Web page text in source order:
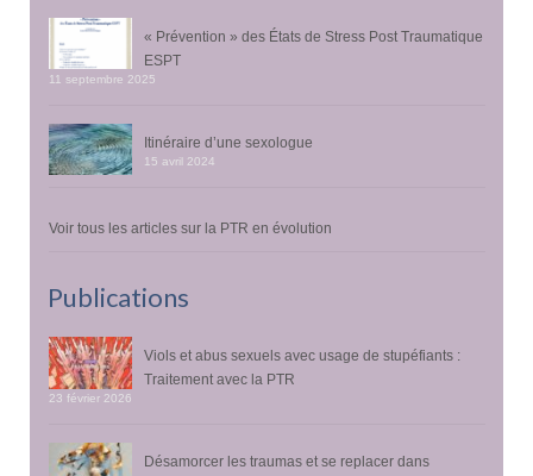
« Prévention » des États de Stress Post Traumatique
ESPT
11 septembre 2025
Itinéraire d’une sexologue
15 avril 2024
Voir tous les articles sur la PTR en évolution
Publications
Viols et abus sexuels avec usage de stupéfiants :
Traitement avec la PTR
23 février 2026
Désamorcer les traumas et se replacer dans